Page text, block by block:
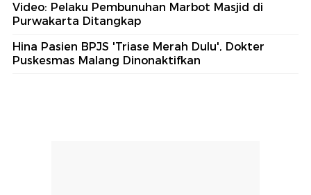
Video: Pelaku Pembunuhan Marbot Masjid di
Purwakarta Ditangkap
Hina Pasien BPJS 'Triase Merah Dulu', Dokter
Puskesmas Malang Dinonaktifkan